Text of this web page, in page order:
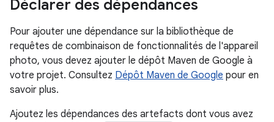
Déclarer des dépendances
Pour ajouter une dépendance sur la bibliothèque de
requêtes de combinaison de fonctionnalités de l'appareil
photo, vous devez ajouter le dépôt Maven de Google à
votre projet. Consultez Dépôt Maven de Google pour en
savoir plus.
Ajoutez les dépendances des artefacts dont vous avez